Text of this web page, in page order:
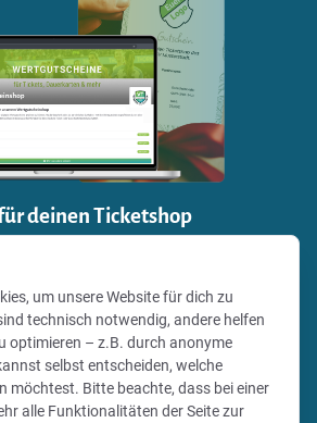
deinen Ticketshop
und zugleich Fanbindung stärken:
Gutscheine für die Events
eigenen Online-Shop und gib
die Möglichkeit, besondere
Alle Infos
um unsere Website für dich zu
technisch notwendig, andere helfen
optimieren – z.B. durch anonyme
selbst entscheiden, welche
möchtest. Bitte beachte, dass bei einer
alle Funktionalitäten der Seite zur